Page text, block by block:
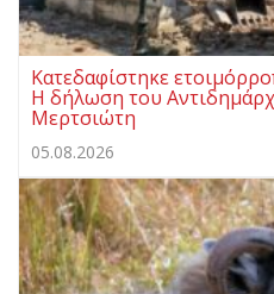
Κατεδαφίστηκε
Η δήλωση του
Μερτσιώτη
05.08.2026